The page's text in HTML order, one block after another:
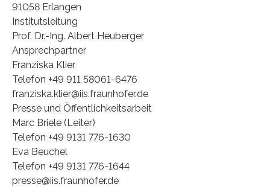
91058 Erlangen
Institutsleitung
Prof. Dr.-Ing. Albert Heuberger
Ansprechpartner
Franziska Klier
Telefon +49 911 58061-6476
franziska.klier@iis.fraunhofer.de
Presse und Öffentlichkeitsarbeit
Marc Briele (Leiter)
Telefon +49 9131 776-1630
Eva Beuchel
Telefon +49 9131 776-1644
presse@iis.fraunhofer.de